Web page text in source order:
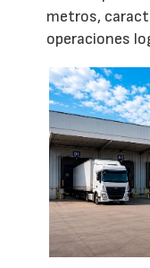
metros,
operaciones